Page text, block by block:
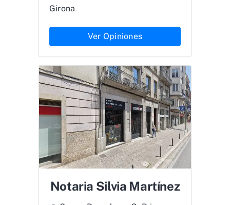
Girona
Ver Opiniones
Notaria Silvia Martínez